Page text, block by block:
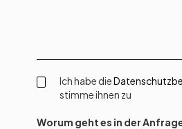
Ich habe die
stimme ihnen zu
Worum geht es in der